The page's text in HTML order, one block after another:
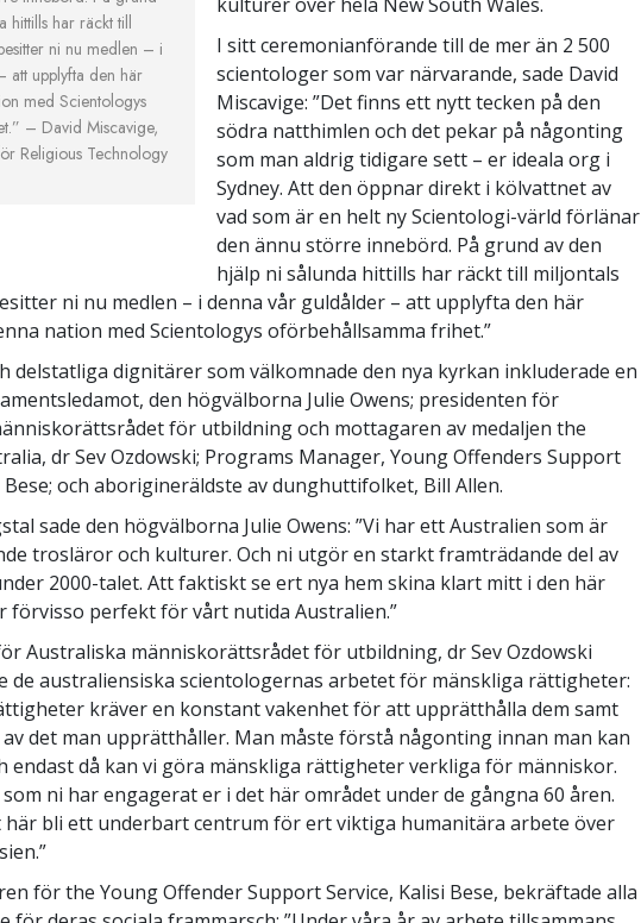
hittills har räckt till
ni nu medlen – i
att upplyfta den här
med Scientologys
– David Miscavige,
Religious Technology
I sitt ceremonianförande till de mer än 2 500
scientologer som var närvarande, sade David
Miscavige: ”Det finns ett nytt tecken på den
södra natthimlen och det pekar på någonting
som man aldrig tidigare sett – er ideala org i
Sydney. Att den öppnar direkt i kölvattnet av
vad som är en helt ny Scientologi-värld förlänar
den ännu större innebörd. På grund av den
hjälp ni sålunda hittills har räckt till miljontals
ni nu medlen – i denna vår guldålder – att upplyfta den här
nation med Scientologys oförbehållsamma frihet.”
delstatliga dignitärer som välkomnade den nya kyrkan inkluderade en
den högvälborna Julie Owens; presidenten för
för utbildning och mottagaren av medaljen the
dr Sev Ozdowski; Programs Manager, Young Offenders Support
Bese; och aborigineräldste av dunghuttifolket, Bill Allen.
sade den högvälborna Julie Owens: ”Vi har ett Australien som är
trosläror och kulturer. Och ni utgör en starkt framträdande del av
2000-talet. Att faktiskt se ert nya hem skina klart mitt i den här
förvisso perfekt för vårt nutida Australien.”
Australiska människorättsrådet för utbildning, dr Sev Ozdowski
de australiensiska scientologernas arbetet för mänskliga rättigheter:
kräver en konstant vakenhet för att upprätthålla dem samt
det man upprätthåller. Man måste förstå någonting innan man kan
endast då kan vi göra mänskliga rättigheter verkliga för människor.
ni har engagerat er i det här området under de gångna 60 åren.
här bli ett underbart centrum för ert viktiga humanitära arbete över
för the Young Offender Support Service, Kalisi Bese, bekräftade alla